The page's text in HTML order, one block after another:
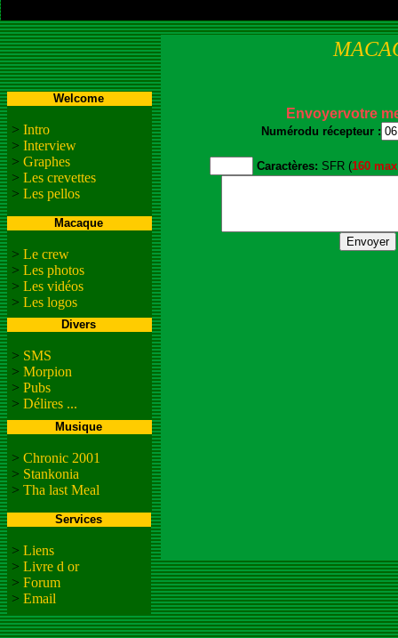
Welcome
> Intro
> Interview
> Graphes
> Les crevettes
> Les pellos
Macaque
> Le crew
> Les photos
> Les vidéos
> Les logos
Divers
> SMS
> Morpion
> Pubs
> Délires ...
Musique
> Chronic 2001
> Stankonia
> Tha last Meal
Services
> Liens
> Livre d or
> Forum
> Email
Envoyervotre
Numérodu récepteur :
Caractères: SFR (160